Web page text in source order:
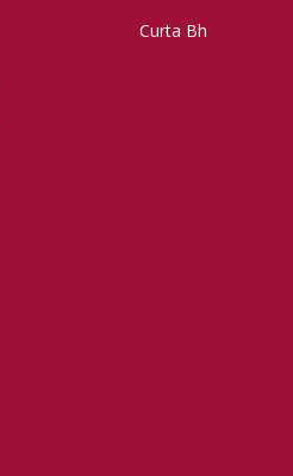
Curta Bh